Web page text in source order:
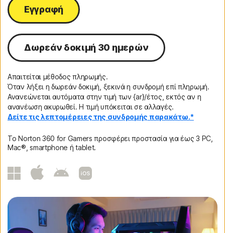
Εγγραφή
Δωρεάν δοκιμή 30 ημερών
Απαιτείται μέθοδος πληρωμής.
Όταν λήξει η δωρεάν δοκιμή, ξεκινά η συνδρομή επί πληρωμή.
Ανανεώνεται αυτόματα στην τιμή των {ar}/έτος, εκτός αν η
ανανέωση ακυρωθεί. Η τιμή υπόκειται σε αλλαγές.
Δείτε τις λεπτομέρειες της συνδρομής παρακάτω.*
Το Norton 360 for Gamers προσφέρει προστασία για έως 3 PC,
Mac®, smartphone ή tablet.